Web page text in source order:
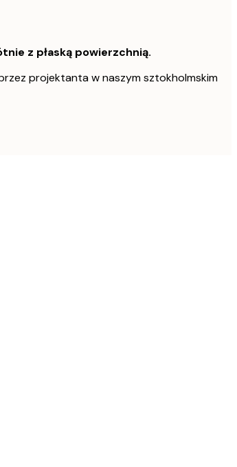
z płaską powierzchnią.
projektanta w naszym sztokholmskim